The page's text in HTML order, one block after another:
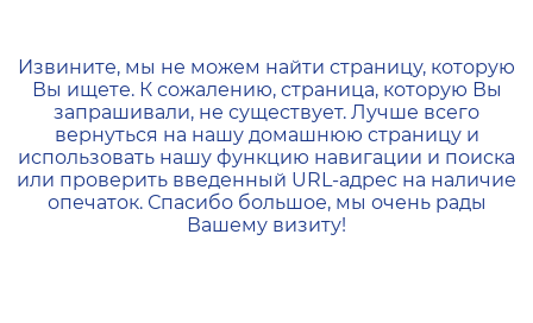
404 — Страница не
Извините, мы не можем найти страницу, которую
Вы ищете. К сожалению, страница, которую Вы
запрашивали, не существует. Лучше всего
вернуться на нашу домашнюю страницу и
использовать нашу функцию навигации и поиска
или проверить введенный URL-адрес на наличие
опечаток. Спасибо большое, мы очень рады
Вашему визиту!